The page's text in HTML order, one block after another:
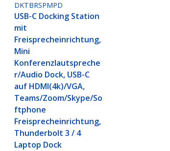
DKTBRSPMPD
USB-C Docking Station
mit
Freisprecheinrichtung,
Mini
Konferenzlautspreche
r/Audio Dock, USB-C
auf HDMI(4k)/VGA,
Teams/Zoom/Skype/So
ftphone
Freisprecheinrichtung,
Thunderbolt 3 / 4
Laptop Dock